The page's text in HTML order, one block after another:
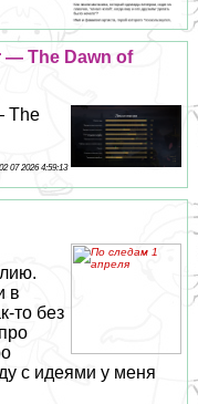
— The Dawn of
The
02 07 2026 4:59:13
в
то без
с идеями у меня